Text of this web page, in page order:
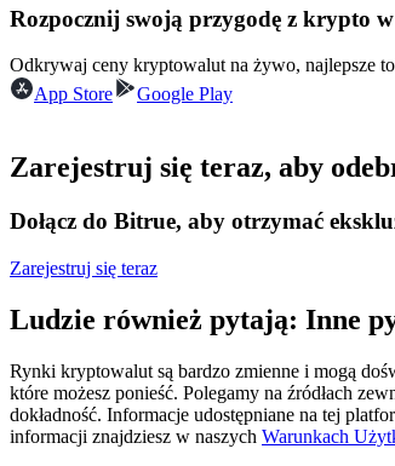
Instrumenty pochodne na akcje, forex,
Kontrakty terminowe na USDC
Kontrakty futures wykorzystujące USDC
Rozpocznij swoją przygodę z krypto
Odkrywaj ceny kryptowalut na żywo, najlepsze
App Store
Google Play
Zarejestruj się teraz, aby
Dołącz do Bitrue, aby otrzymać
Zarejestruj się teraz
Ludzie również pytają: Inne
Rynki kryptowalut są bardzo zmienne i mogą
które możesz ponieść. Polegamy na źródłach
dokładność. Informacje udostępniane na tej
informacji znajdziesz w naszych Warunkach